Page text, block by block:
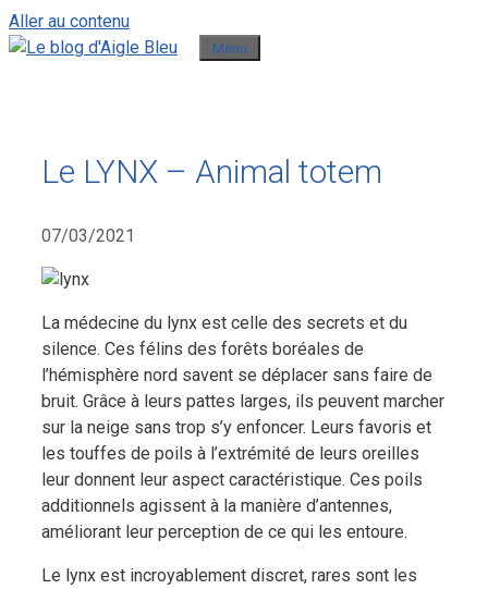
Aller au contenu
Menu
Le LYNX – Animal totem
07/03/2021
La médecine du lynx est celle des secrets et du
silence. Ces félins des forêts boréales de
l’hémisphère nord savent se déplacer sans faire de
bruit. Grâce à leurs pattes larges, ils peuvent marcher
sur la neige sans trop s’y enfoncer. Leurs favoris et
les touffes de poils à l’extrémité de leurs oreilles
leur donnent leur aspect caractéristique. Ces poils
additionnels agissent à la manière d’antennes,
améliorant leur perception de ce qui les entoure.
Le lynx est incroyablement discret, rares sont les